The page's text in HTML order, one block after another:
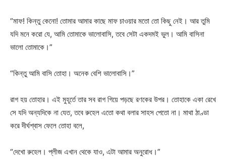
“মাফ! কিন্তু কেনো! তোমার আমার কাছে মাফ চাওয়ার মতো তো কিছু নেই। আর তুমি
যদি মনে করো যে, আমি তোমাকে ভালোবাসি, তবে সেটা একদমই ভুল। আমি বাসিনা
ভালো তোমাকে।”
“কিন্তু আমি বাসি তোহা। অনেক বেশি ভালোবাসি।”
রাগ হয় তোহার। এই মুহূর্তে তার সব রাগ গিয়ে পড়ছে রণকের উপর। তোহাকে একা রেখে
সে যদি অন্যদিকে না যেত, তবে রুহেল এতো কথা বলার সাহস পেতো না। মাথা ঠাণ্ডা
করে দীর্ঘশ্বাস ফেলে তোহা বলে,
“দেখো রুহেল। প্লীজ এখান থেকে যাও, এটা আমার অনুরোধ।”